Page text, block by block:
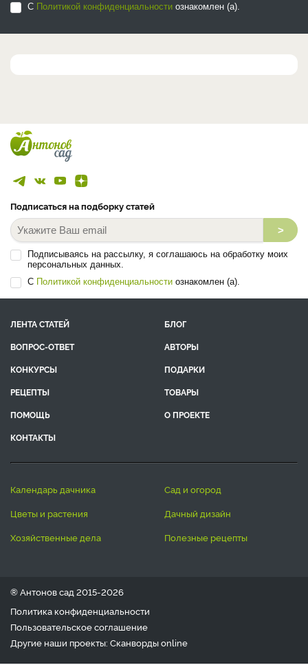
С Политикой конфиденциальности ознакомлен (а).
Подписаться на подборку статей
>
Подписываясь на рассылку, я соглашаюсь на обработку моих
персональных данных.
С Политикой конфиденциальности ознакомлен (а).
ЛЕНТА СТАТЕЙ
БЛОГ
ВОПРОС-ОТВЕТ
АВТОРЫ
КОНКУРСЫ
ПОДАРКИ
РЕЦЕПТЫ
ТОВАРЫ
ПОМОЩЬ
О ПРОЕКТЕ
КОНТАКТЫ
календарь дачника
сад и огород
цветы и растения
дачный дизайн
хозяйственные дела
полезные рецепты
® Антонов сад 2015-2026
Политика конфиденциальности
Пользовательское соглашение
Другие наши проекты: Сканвордыonline